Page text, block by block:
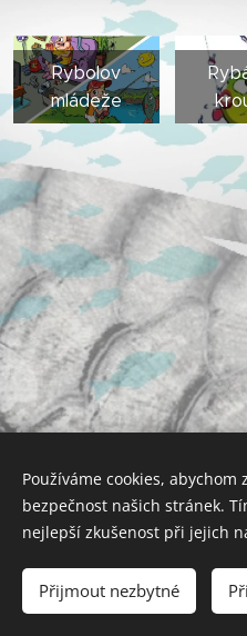
Rybolov
mládeže
Sportovní 142,288 02
Používáme cookies,
bezpečnost našich stránek.
nejlepší zkušenost při jejich
Přijmout nezbytné